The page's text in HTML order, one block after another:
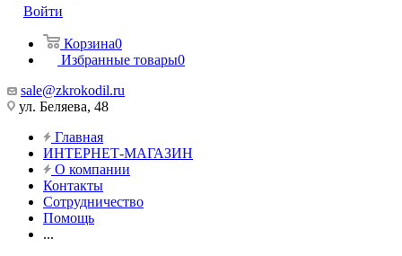
Войти
Корзина0
Избранные товары0
sale@zkrokodil.ru
ул. Беляева, 48
Главная
ИНТЕРНЕТ-МАГАЗИН
О компании
Контакты
Сотрудничество
Помощь
...